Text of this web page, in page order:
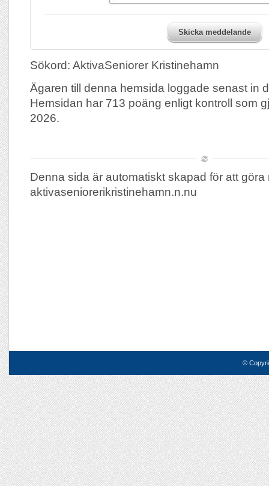
Skicka meddelande
Sökord: AktivaSeniorer Kristinehamn
Ägaren till denna hemsida loggade senast in
Hemsidan har 713 poäng enligt kontroll som
2026.
Denna sida är automatiskt skapad för att göra
aktivaseniorerikristinehamn.n.nu
©